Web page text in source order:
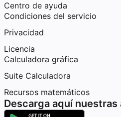
Centro de ayuda
Condiciones del servicio
Privacidad
Licencia
Calculadora gráfica
Suite Calculadora
Recursos matemáticos
Descarga aquí